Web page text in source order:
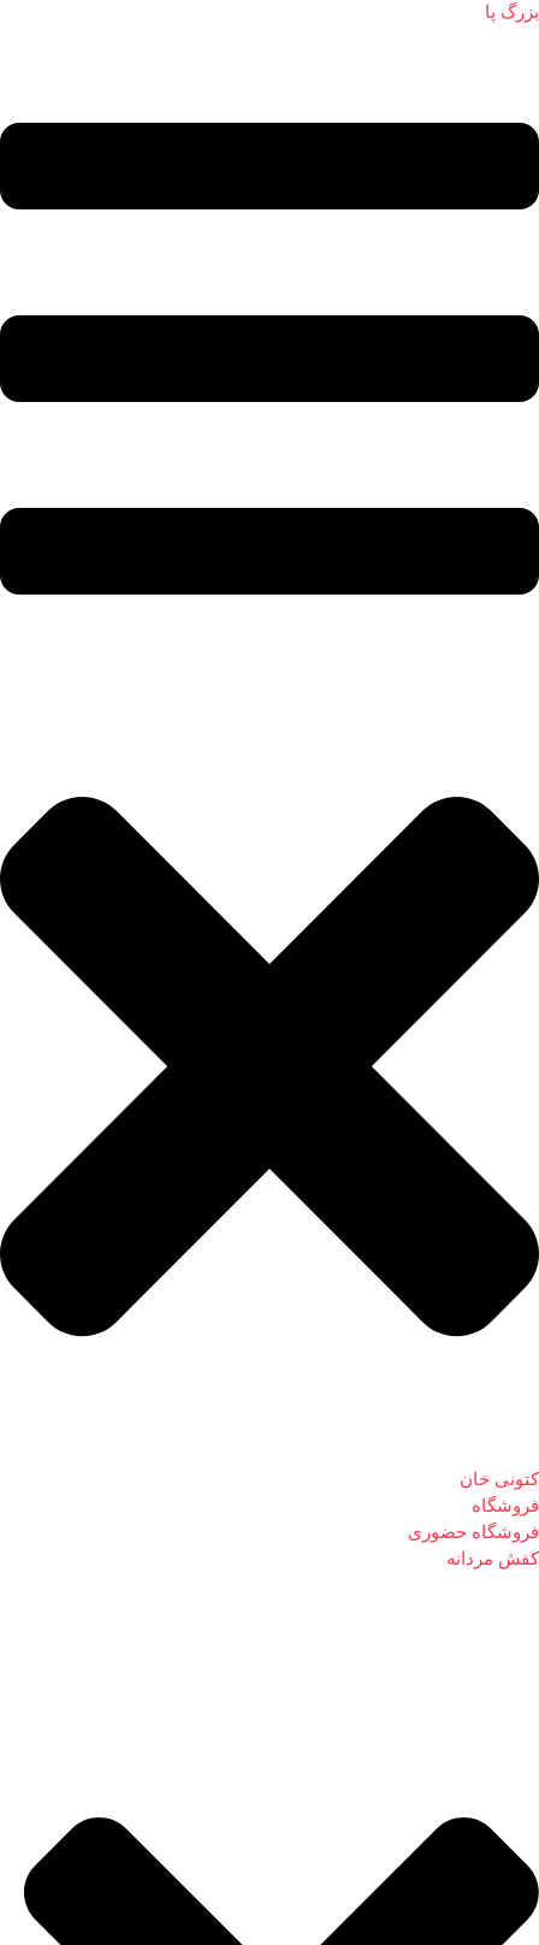
بزرگ پا
کتونی خان
فروشگاه
فروشگاه حضوری
کفش مردانه